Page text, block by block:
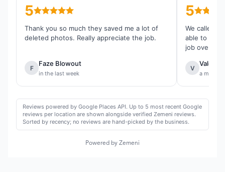
5
Thank you so much they saved me a lot of
deleted photos. Really appreciate the job.
F
Faze Blowout
in the last week
5
We called
able to
job overall.
V
a month
Reviews powered by Google Places API. Up to 5 most recent Google
reviews per location are shown alongside verified Zemeni reviews.
Sorted by recency; no reviews are hand-picked by the business.
Powered by Zemeni